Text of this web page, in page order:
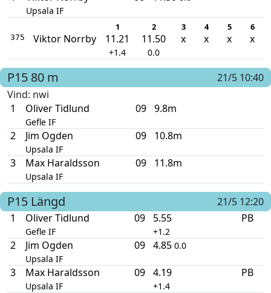
Upsala IF
1 2 3 4 5 6
375 Viktor Norrby 11.21
+1.4
11.50
0.0
x x x x
P15 80 m
21/5 10:40
Vind: nwi
1
Oliver Tidlund
Gefle IF
09 9.8m
2 Jim Ogden
Upsala IF
09 10.8m
3 Max Haraldsson
Upsala IF
09 11.8m
P15 Längd
21/5 12:20
1
Oliver Tidlund
Gefle IF
09 5.55
+1.2
PB
2 Jim Ogden
Upsala IF
09 4.85 0.0
3 Max Haraldsson
Upsala IF
09 4.19
+1.4
PB